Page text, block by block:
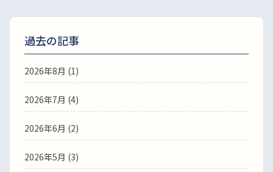
過去の記事
2026年8月 (1)
2026年7月 (4)
2026年6月 (2)
2026年5月 (3)